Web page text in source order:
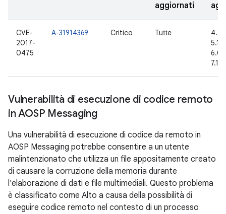
aggiornati
CVE-
2017-
0475
A-31914369 Critico Tutte
7.1.1
Vulnerabilità di esecuzione di codice remoto
in AOSP Messaging
Una vulnerabilità di esecuzione di codice da remoto in
AOSP Messaging potrebbe consentire a un utente
malintenzionato che utilizza un file appositamente creato
di causare la corruzione della memoria durante
l'elaborazione di dati e file multimediali. Questo problema
è classificato come Alto a causa della possibilità di
eseguire codice remoto nel contesto di un processo